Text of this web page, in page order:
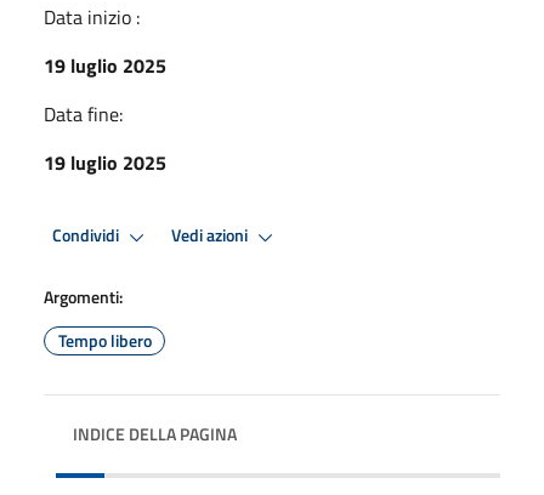
Data inizio :
19 luglio 2025
Data fine:
19 luglio 2025
Condividi Vedi azioni
Argomenti:
Tempo libero
INDICE DELLA PAGINA